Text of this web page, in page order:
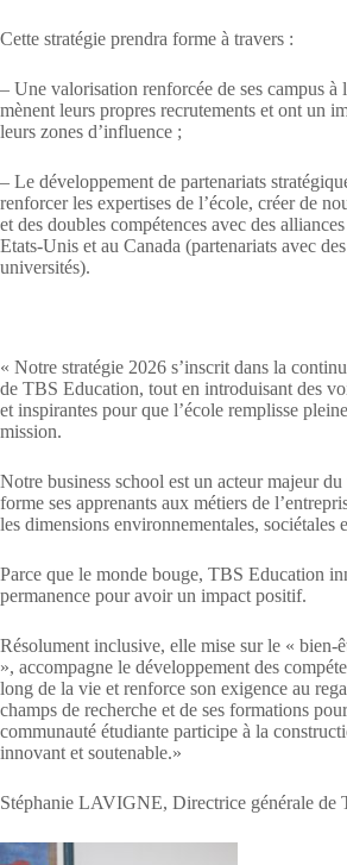
Cette stratégie prendra forme à travers :
– Une valorisation renforcée de ses campus à
mènent leurs propres recrutements et ont un
leurs zones d’influence ;
– Le développement de partenariats
renforcer les expertises de l’école, créer de
et des doubles compétences avec des
Etats-Unis et au Canada (partenariats avec
universités).
« Notre stratégie 2026 s’inscrit dans la
de TBS Education, tout en introduisant des
et inspirantes pour que l’école remplisse
mission.
Notre business school est un acteur majeur
forme ses apprenants aux métiers de
les dimensions environnementales, sociétales
Parce que le monde bouge, TBS Education
permanence pour avoir un impact positif.
Résolument inclusive, elle mise sur le « bien-
», accompagne le développement des
long de la vie et renforce son exigence au
champs de recherche et de ses formations
communauté étudiante participe à la
innovant et soutenable.»
Stéphanie LAVIGNE, Directrice générale de